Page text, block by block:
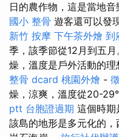
日的農作物，這是當地
國小 整骨 遊客還可以發
新竹 按摩 下午茶外燴 到
季，該季節從12月到五月
燥，溫度是戶外活動的理
整骨 dcard 桃園外燴 -
燥，涼爽，溫度從20-
ptt 台胞證過期 這個時期
該島的地形是多元化的